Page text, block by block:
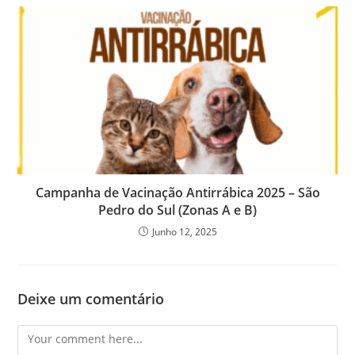
Campanha de Vacinação Antirrábica 2025 – São
Pedro do Sul (Zonas A e B)
Junho 12, 2025
Deixe um comentário